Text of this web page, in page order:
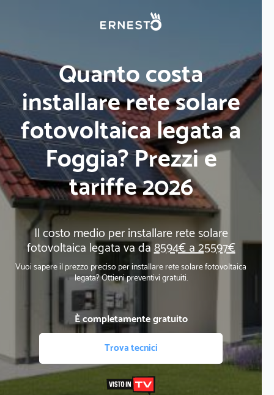
Quanto costa
installare rete solare
fotovoltaica legata a
Foggia? Prezzi e
tariffe 2026
Il costo medio per installare rete solare
fotovoltaica legata va da8594€ a 25597€
Vuoi sapere il prezzo preciso per installare rete solare fotovoltaica
legata? Ottieni preventivi gratuiti.
È completamente gratuito
Trova tecnici